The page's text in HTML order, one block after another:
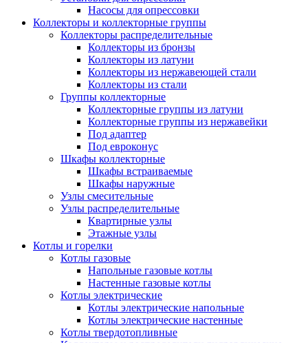
Насосы для опрессовки
Коллекторы и коллекторные группы
Коллекторы распределительные
Коллекторы из бронзы
Коллекторы из латуни
Коллекторы из нержавеющей стали
Коллекторы из стали
Группы коллекторные
Коллекторные группы из латуни
Коллекторные группы из нержавейки
Под адаптер
Под евроконус
Шкафы коллекторные
Шкафы встраиваемые
Шкафы наружные
Узлы смесительные
Узлы распределительные
Квартирные узлы
Этажные узлы
Котлы и горелки
Котлы газовые
Напольные газовые котлы
Настенные газовые котлы
Котлы электрические
Котлы электрические напольные
Котлы электрические настенные
Котлы твердотопливные